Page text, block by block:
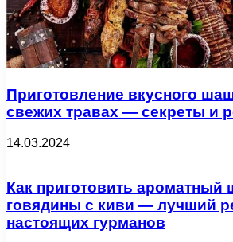
Приготовление вкусного
свежих травах — секреты и
14.03.2024
Как приготовить
говядины с киви — лучший
настоящих гурманов